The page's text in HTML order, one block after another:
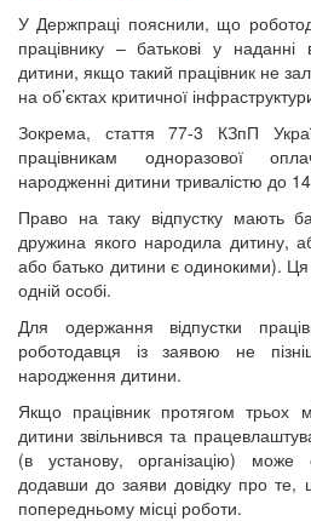
У Держпраці пояснили, що
працівнику – батькові у наданні
дитини, якщо такий працівник не
на об’єктах критичної
Зокрема, стаття 77-3 КЗпП
працівникам одноразової
народженні дитини тривалістю до
Право на таку відпустку мають
дружина якого народила дитину,
або батько дитини є одинокими). Ця
одній особі.
Для одержання відпустки
роботодавця із заявою не
народження дитини.
Якщо працівник протягом трьох
дитини звільнився та
(в установу, організацію) може
додавши до заяви довідку про те,
попередньому місці роботи.